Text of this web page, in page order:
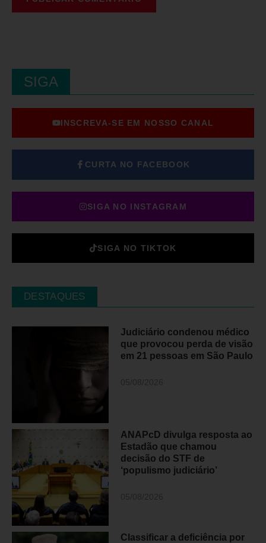
SIGA
INSCREVA-SE EM NOSSO CANAL
CURTA NO FACEBOOK
SIGA NO INSTAGRAM
SIGA NO TIKTOK
DESTAQUES
Judiciário condenou médico
que provocou perda de visão
em 21 pessoas em São Paulo
ANAPcD divulga resposta ao
Estadão que chamou
decisão do STF de
‘populismo judiciário’
Classificar a deficiência por